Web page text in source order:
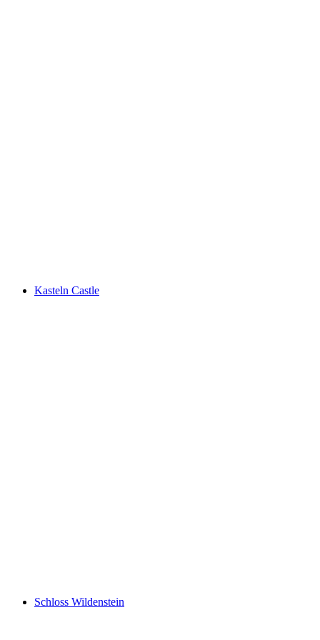
Kasteln Castle
Schloss Wildenstein